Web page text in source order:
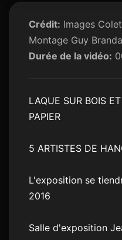
Crédit: Images
Montage Guy Branda
Durée de la vidéo:
LAQUE SUR BOIS
PAPIER
5 ARTISTES DE
L'exposition se
2016
Salle d'exposition